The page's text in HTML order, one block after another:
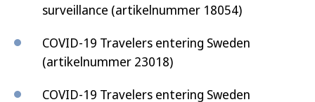
surveillance (artikelnummer 18054)
COVID-19 Travelers entering Sweden
(artikelnummer 23018)
COVID-19 Travelers entering Sweden